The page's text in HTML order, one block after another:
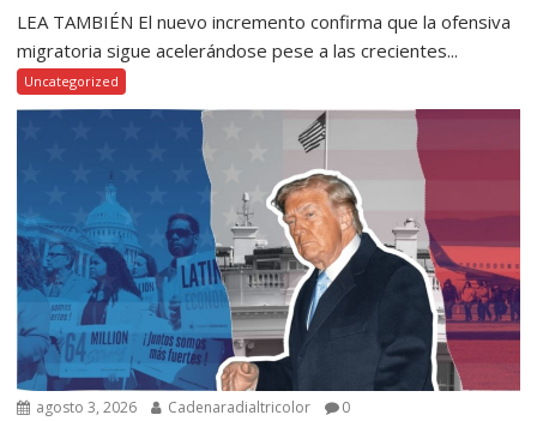
LEA TAMBIÉN El nuevo incremento confirma que la ofensiva
migratoria sigue acelerándose pese a las crecientes...
Uncategorized
agosto 3, 2026 Cadenaradialtricolor 0